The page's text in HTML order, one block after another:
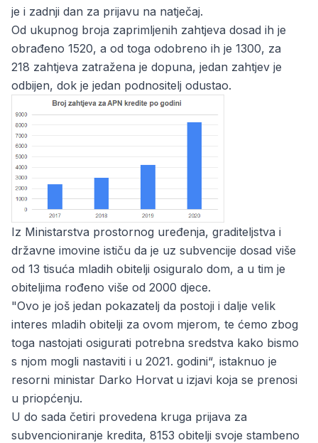
je i zadnji dan za prijavu na natječaj.
Od ukupnog broja zaprimljenih zahtjeva dosad ih je
obrađeno 1520, a od toga odobreno ih je 1300, za
218 zahtjeva zatražena je dopuna, jedan zahtjev je
odbijen, dok je jedan podnositelj odustao.
Iz Ministarstva prostornog uređenja, graditeljstva i
državne imovine ističu da je uz subvencije dosad više
od 13 tisuća mladih obitelji osiguralo dom, a u tim je
obiteljima rođeno više od 2000 djece.
"Ovo je još jedan pokazatelj da postoji i dalje velik
interes mladih obitelji za ovom mjerom, te ćemo zbog
toga nastojati osigurati potrebna sredstva kako bismo
s njom mogli nastaviti i u 2021. godini“, istaknuo je
resorni ministar Darko Horvat u izjavi koja se prenosi
u priopćenju.
U do sada četiri provedena kruga prijava za
subvencioniranje kredita, 8153 obitelji svoje stambeno